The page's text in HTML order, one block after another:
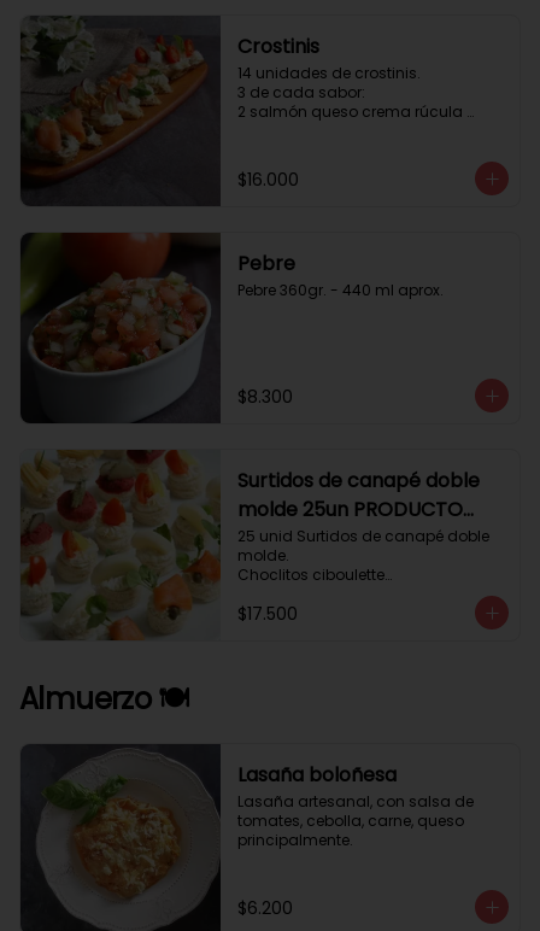
Crostinis
14 unidades de crostinis.
3 de cada sabor:
2 salmón queso crema rúcula
caramelizada y miel.
3 camaron queso crema rúcula.
$16.000
Pebre
Pebre 360gr. - 440 ml aprox.
$8.300
Surtidos de canapé doble
molde 25un PRODUCTO
DELICADO .
25 unid Surtidos de canapé doble
molde.
Choclitos ciboulette
Tomate aji verde.
$17.500
Almuerzo 🍽️
Lasaña boloñesa
Lasaña artesanal, con salsa de
tomates, cebolla, carne, queso
principalmente.
$6.200